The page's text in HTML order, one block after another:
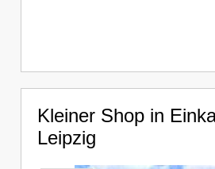
Kleiner Shop in
Leipzig